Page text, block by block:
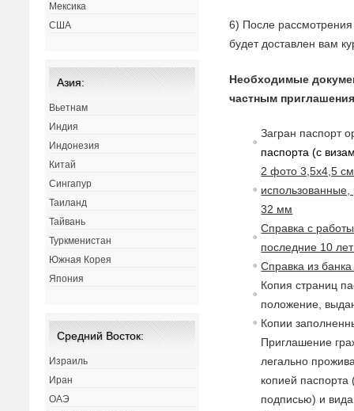
6) После рассмотрения
будет доставлен вам
Необходимые
частным
Загран паспорт
паспорта (с в
2 фото 3,5х4,5
32 мм
Справка с
последние 10
Справка из
Копия страниц
положение,
Копии
Приглашение
легально прожив
копией
подписью) и в
Мексика
США
Азия:
Вьетнам
Индия
Индонезия
Китай
Сингапур
Таиланд
Тайвань
Туркменистан
Южная Корея
Япония
Средний Восток:
Израиль
Иран
ОАЭ